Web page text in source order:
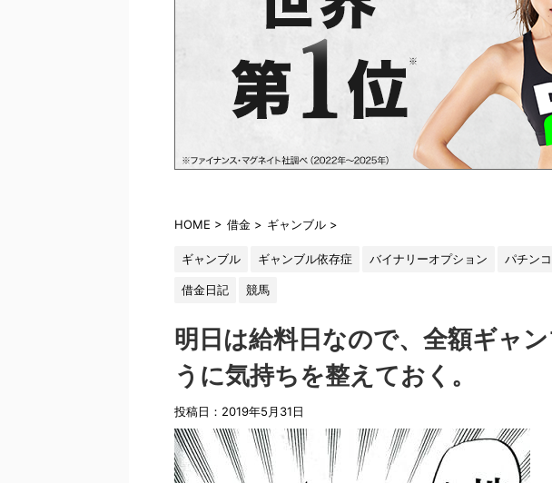
HOME > 借金 > ギャンブル >
ギャンブル ギャンブル依存症 バイナリーオプション パチン
借金日記 競馬
明日は給料日なので、全額ギャ
うに気持ちを整えておく。
投稿日： 2019年5月31日